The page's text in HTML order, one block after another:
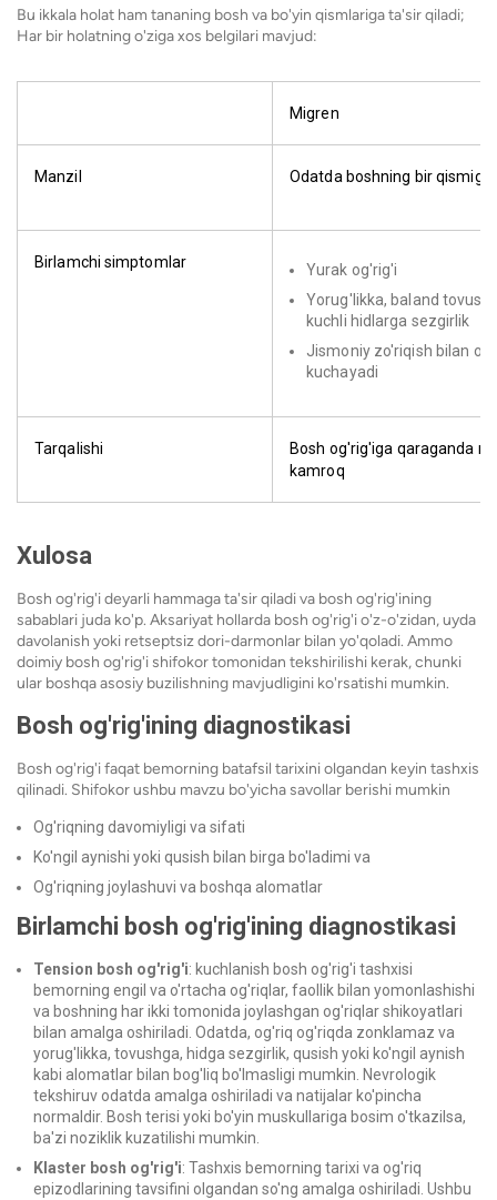
Bu ikkala holat ham tananing bosh va bo'yin qismlariga ta'sir qiladi;
Har bir holatning o'ziga xos belgilari mavjud:
Migren
Manzil Odatda boshning bir qismiga
Birlamchi simptomlar
Yurak og'rig'i
Yorug'likka, baland
kuchli hidlarga sezgirlik
Jismoniy zo'riqish bilan
kuchayadi
Tarqalishi
Bosh og'rig'iga qaraganda
kamroq
Xulosa
Bosh og'rig'i deyarli hammaga ta'sir qiladi va bosh og'rig'ining
sabablari juda ko'p. Aksariyat hollarda bosh og'rig'i o'z-o'zidan, uyda
davolanish yoki retseptsiz dori-darmonlar bilan yo'qoladi. Ammo
doimiy bosh og'rig'i shifokor tomonidan tekshirilishi kerak, chunki
ular boshqa asosiy buzilishning mavjudligini ko'rsatishi mumkin.
Bosh og'rig'ining diagnostikasi
Bosh og'rig'i faqat bemorning batafsil tarixini olgandan keyin tashxis
qilinadi. Shifokor ushbu mavzu bo'yicha savollar berishi mumkin
Og'riqning davomiyligi va sifati
Ko'ngil aynishi yoki qusish bilan birga bo'ladimi va
Og'riqning joylashuvi va boshqa alomatlar
Birlamchi bosh og'rig'ining diagnostikasi
Tension bosh og'rig'i: kuchlanish bosh og'rig'i tashxisi
bemorning engil va o'rtacha og'riqlar, faollik bilan yomonlashishi
va boshning har ikki tomonida joylashgan og'riqlar shikoyatlari
bilan amalga oshiriladi. Odatda, og'riq og'riqda zonklamaz va
yorug'likka, tovushga, hidga sezgirlik, qusish yoki ko'ngil aynish
kabi alomatlar bilan bog'liq bo'lmasligi mumkin. Nevrologik
tekshiruv odatda amalga oshiriladi va natijalar ko'pincha
normaldir. Bosh terisi yoki bo'yin muskullariga bosim o'tkazilsa,
ba'zi noziklik kuzatilishi mumkin.
Klaster bosh og'rig'i: Tashxis bemorning tarixi va og'riq
epizodlarining tavsifini olgandan so'ng amalga oshiriladi. Ushbu